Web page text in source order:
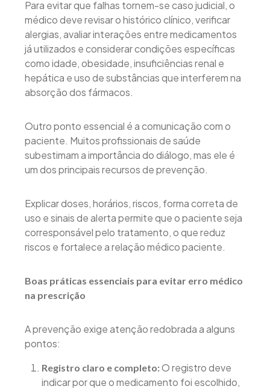
Para evitar que falhas tornem-se caso judicial, o
médico deve revisar o histórico clínico, verificar
alergias, avaliar interações entre medicamentos
já utilizados e considerar condições específicas
como idade, obesidade, insuficiências renal e
hepática e uso de substâncias que interferem na
absorção dos fármacos.
Outro ponto essencial é a comunicação com o
paciente. Muitos profissionais de saúde
subestimam a importância do diálogo, mas ele é
um dos principais recursos de prevenção.
Explicar doses, horários, riscos, forma correta de
uso e sinais de alerta permite que o paciente seja
corresponsável pelo tratamento, o que reduz
riscos e fortalece a relação médico paciente.
Boas práticas essenciais para evitar erro médico
na prescrição
A prevenção exige atenção redobrada a alguns
pontos:
Registro claro e completo:O registro deve
indicar por que o medicamento foi escolhido,